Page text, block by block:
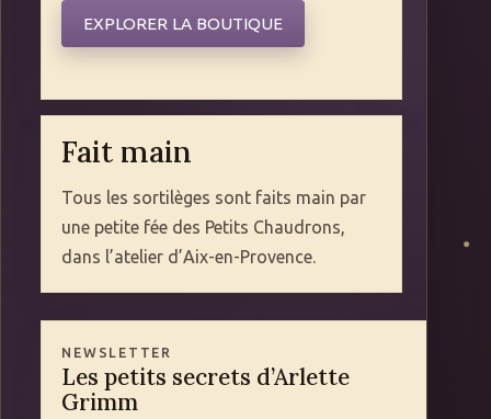
EXPLORER LA BOUTIQUE
Fait main
Tous les sortilèges sont faits main par
une petite fée des Petits Chaudrons,
dans l’atelier d’Aix-en-Provence.
NEWSLETTER
Les petits secrets d’Arlette
Grimm